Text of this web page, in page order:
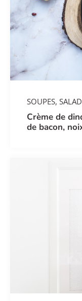
SOUPES,
Crème de
de bacon,